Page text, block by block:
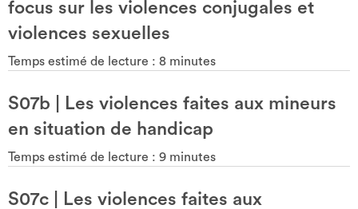
focus sur les violences conjugales et
violences sexuelles
Temps estimé de lecture : 8 minutes
S07b
Les violences faites aux mineurs
en situation de handicap
Temps estimé de lecture : 9 minutes
S07c
Les violences faites aux